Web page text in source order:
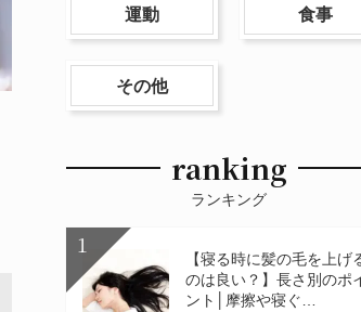
運動 食事
その他
ranking
ランキング
【寝る時に髪の毛を上げ
のは良い？】長さ別のポ
ント│摩擦や寝ぐ…